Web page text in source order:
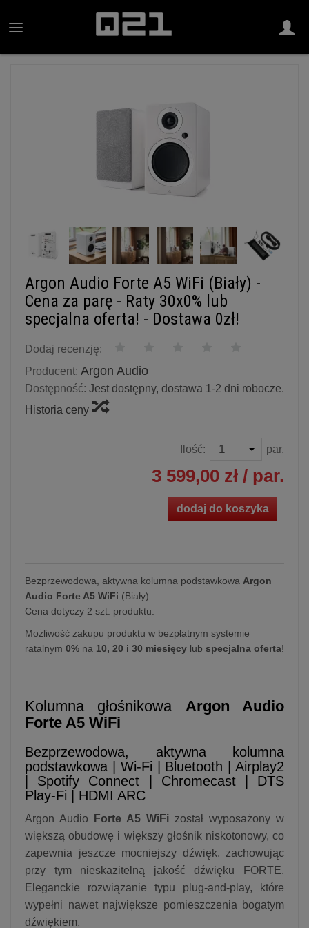
Argon Audio Forte A5 WiFi (Biały) -
Cena za parę - Raty 30x0% lub
specjalna oferta! - Dostawa 0zł!
Dodaj recenzję:
Producent: Argon Audio
Dostępność: Jest dostępny, dostawa 1-2 dni robocze.
Historia ceny
Ilość: par.
3 599,00 zł / par.
dodaj do koszyka
Bezprzewodowa, aktywna kolumna podstawkowa Argon
Audio Forte A5 WiFi (Biały)
Cena dotyczy 2 szt. produktu.
Możliwość zakupu produktu w bezpłatnym systemie
ratalnym 0% na 10, 20 i 30 miesięcy lub specjalna oferta!
Kolumna głośnikowa Argon Audio
Forte A5 WiFi
Bezprzewodowa, aktywna kolumna
podstawkowa | Wi-Fi | Bluetooth | Airplay2
| Spotify Connect | Chromecast | DTS
Play-Fi | HDMI ARC
Argon Audio Forte A5 WiFi został wyposażony w
większą obudowę i większy głośnik niskotonowy, co
zapewnia jeszcze mocniejszy dźwięk, zachowując
przy tym nieskazitelną jakość dźwięku FORTE.
Eleganckie rozwiązanie typu plug-and-play, które
wypełni nawet największe pomieszczenia bogatym
dźwiękiem.